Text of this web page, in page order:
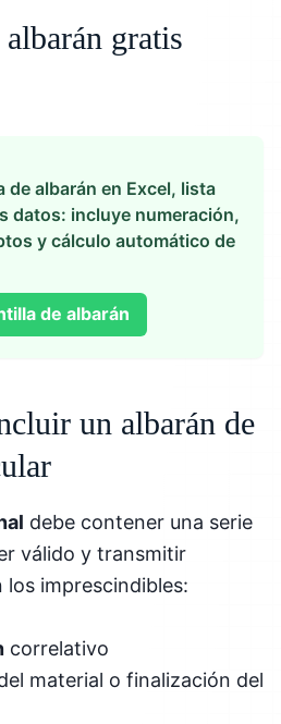
gratis
de albarán en Excel, lista
datos: incluye numeración,
y cálculo automático de
de albarán
un albarán de
debe contener una serie
válido y transmitir
imprescindibles:
correlativo
material o finalización del